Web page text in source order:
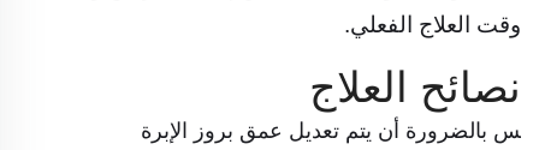
وقت العلاج الفعلي.
نصائح العلاج
ليس بالضرورة أن يتم تعديل عمق بروز الإبرة